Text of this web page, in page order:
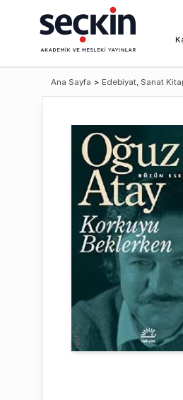
Ana Sayfa > Edebiyat, Sanat